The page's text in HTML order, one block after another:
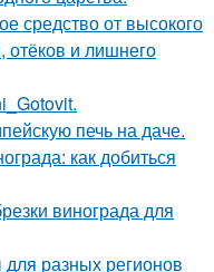
средство от высокого
отёков и лишнего
печь на даче.
как добиться
винограда для
разных регионов